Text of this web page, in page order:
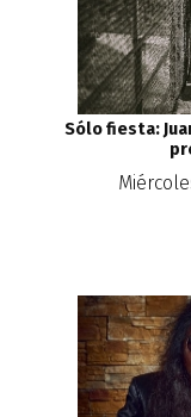
Sólo fiesta: